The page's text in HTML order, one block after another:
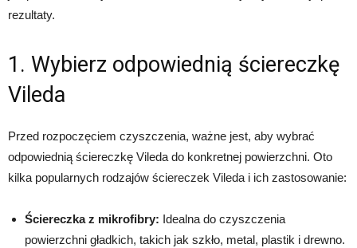
rezultaty.
1. Wybierz odpowiednią ściereczkę
Vileda
Przed rozpoczęciem czyszczenia, ważne jest, aby wybrać
odpowiednią ściereczkę Vileda do konkretnej powierzchni. Oto
kilka popularnych rodzajów ściereczek Vileda i ich zastosowanie:
Ściereczka z mikrofibry: Idealna do czyszczenia
powierzchni gładkich, takich jak szkło, metal, plastik i drewno.